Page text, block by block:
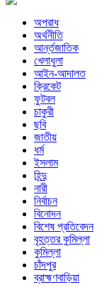
অপরাধ
অর্থনীতি
আর্ন্তজাতিক
খেলাধুলা
আইন-আদালত
ক্রিকেট
ফুটবল
চাকুরী
ছবি
জাতীয়
ধর্ম
ইসলাম
হিন্দু
নারী
নির্বাচন
বিনোদন
বিশেষ প্রতিবেদন
বৃহত্তর কুমিল্লা
কুমিল্লা
চাঁদপুর
ব্রাহ্মণবাড়িয়া